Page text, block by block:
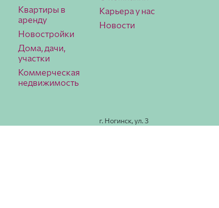
Квартиры в
аренду
Новостройки
Дома, дачи,
участки
Коммерческая
недвижимость
Карьера у нас
Новости
г. Ногинск, ул. 3
Интерна­ционала,